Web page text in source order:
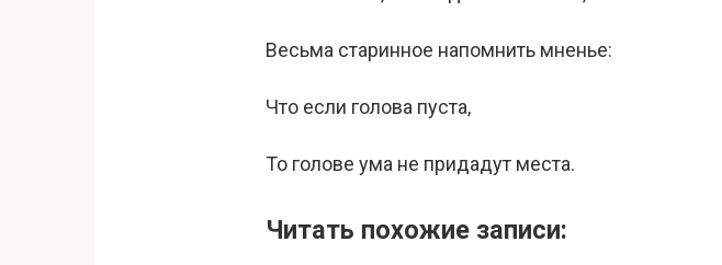
Весьма старинное напомнить мненье:
Что если голова пуста,
То голове ума не придадут места.
Читать похожие записи: